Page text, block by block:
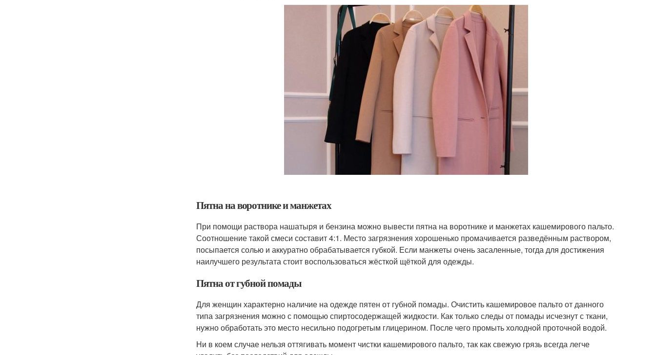
Пятна на воротнике и манжетах
При помощи раствора нашатыря и бензина можно вывести пятна на воротнике и манжетах кашемирового пальто.
Соотношение такой смеси составит 4:1. Место загрязнения хорошенько промачивается разведённым раствором,
посыпается солью и аккуратно обрабатывается губкой. Если манжеты очень засаленные, тогда для достижения
наилучшего результата стоит воспользоваться жёсткой щёткой для одежды.
Пятна от губной помады
Для женщин характерно наличие на одежде пятен от губной помады. Очистить кашемировое пальто от данного
типа загрязнения можно с помощью спиртосодержащей жидкости. Как только следы от помады исчезнут с ткани,
нужно обработать это место несильно подогретым глицерином. После чего промыть холодной проточной водой.
Ни в коем случае нельзя оттягивать момент чистки кашемирового пальто, так как свежую грязь всегда легче